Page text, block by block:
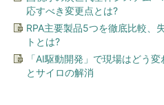
応すべき変更点とは?
RPA主要製品5つを徹底比較、
トとは?
「AI駆動開発」で現場はどう
とサイロの解消